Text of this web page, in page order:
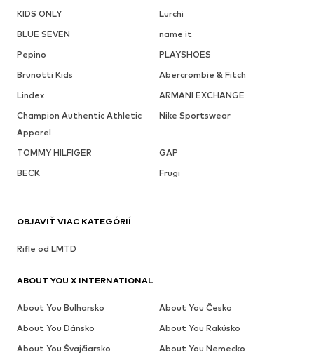
KIDS ONLY
Lurchi
BLUE SEVEN
name it
Pepino
PLAYSHOES
Brunotti Kids
Abercrombie & Fitch
Lindex
ARMANI EXCHANGE
Champion Authentic Athletic
Apparel
Nike Sportswear
TOMMY HILFIGER
GAP
BECK
Frugi
OBJAVIŤ VIAC KATEGÓRIÍ
Rifle od LMTD
ABOUT YOU X INTERNATIONAL
About You Bulharsko
About You Česko
About You Dánsko
About You Rakúsko
About You Švajčiarsko
About You Nemecko